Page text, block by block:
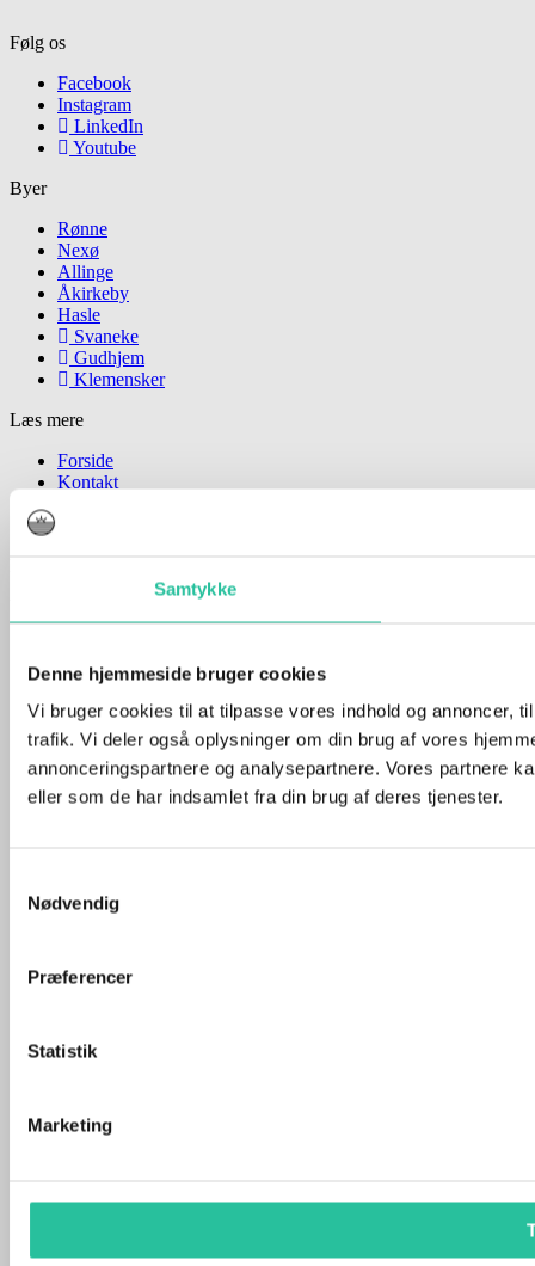
Samtykke
Denne hjemmeside bruger cookies
Vi bruger cookies til at tilpasse vores indhold og annoncer,
trafik. Vi deler også oplysninger om din brug af vores
annonceringspartnere og analysepartnere. Vores partnere
eller som de har indsamlet fra din brug af deres tjenester.
Nødvendig
Præferencer
Statistik
Marketing
Følg os
Facebook
Instagram
LinkedIn
Youtube
Byer
Rønne
Nexø
Allinge
Åkirkeby
Hasle
Svaneke
Gudhjem
Klemensker
Læs mere
Forside
Kontakt
Facebook-f